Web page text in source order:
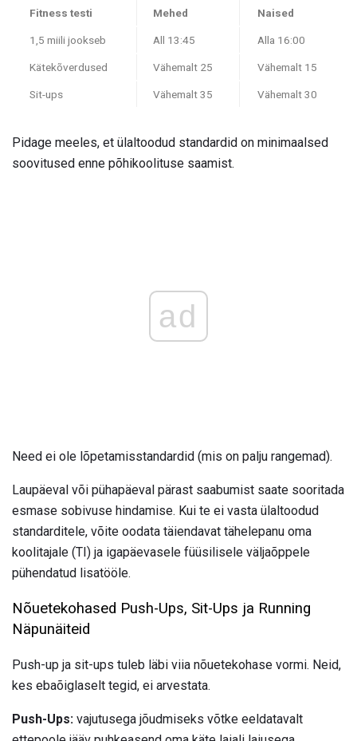
Fitness testi Mehed Naised
1,5 miili jookseb All 13:45 Alla 16:00
Kätekõverdused Vähemalt 25 Vähemalt 15
Sit-ups Vähemalt 35 Vähemalt 30
Pidage meeles, et ülaltoodud standardid on minimaalsed
soovitused enne põhikoolituse saamist.
ad
Need ei ole lõpetamisstandardid (mis on palju rangemad).
Laupäeval või pühapäeval pärast saabumist saate sooritada
esmase sobivuse hindamise. Kui te ei vasta ülaltoodud
standarditele, võite oodata täiendavat tähelepanu oma
koolitajale (TI) ja igapäevasele füüsilisele väljaõppele
pühendatud lisatööle.
Nõuetekohased Push-Ups, Sit-Ups ja Running
Näpunäiteid
Push-up ja sit-ups tuleb läbi viia nõuetekohase vormi. Neid,
kes ebaõiglaselt tegid, ei arvestata.
Push-Ups: vajutusega jõudmiseks võtke eeldatavalt